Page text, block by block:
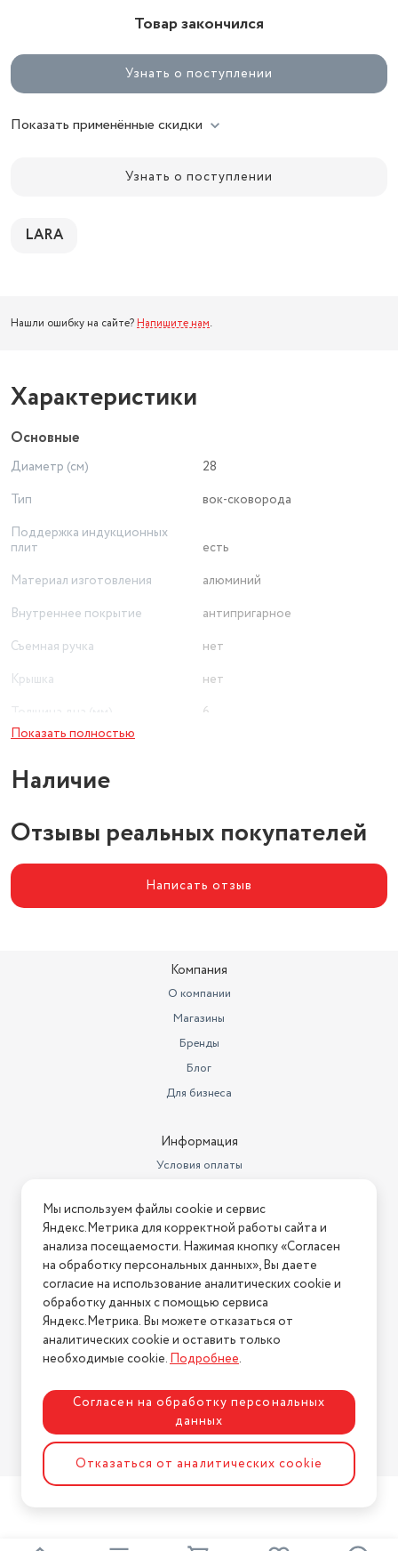
Товар закончился
Узнать о поступлении
Показать применённые скидки
Узнать о поступлении
LARA
Нашли ошибку на сайте? Напишите нам.
Характеристики
Основные
Диаметр (см)
28
Тип
вок-сковорода
Поддержка индукционных
плит
есть
Материал изготовления
алюминий
Внутреннее покрытие
антипригарное
Съемная ручка
нет
Крышка
нет
6
Показать полностью
Наличие
Отзывы реальных покупателей
Написать отзыв
Компания
О компании
Магазины
Бренды
Блог
Для бизнеса
Информация
Условия оплаты
Условия возврата
Нашли ошибку на сайте? Напишите нам
2026 © Интернет-магазин "АстМаркет". У нас есть всё!
Политика конфиденциальности
Разработка сайтаASTDESIGN
Мы используем файлы cookie и сервис
Яндекс.Метрика для корректной работы сайта и
анализа посещаемости. Нажимая кнопку «Согласен
на обработку персональных данных», Вы даете
согласие на использование аналитических cookie и
обработку данных с помощью сервиса
Яндекс.Метрика. Вы можете отказаться от
аналитических cookie и оставить только
необходимые cookie.Подробнее.
Согласен на обработку персональных
данных
Отказаться от аналитических cookie